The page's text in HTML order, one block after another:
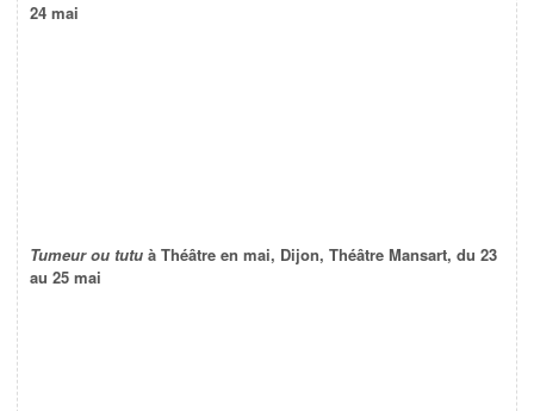
24 mai
Tumeur ou tutu à Théâtre en mai, Dijon, Théâtre Mansart, du 23
au 25 mai